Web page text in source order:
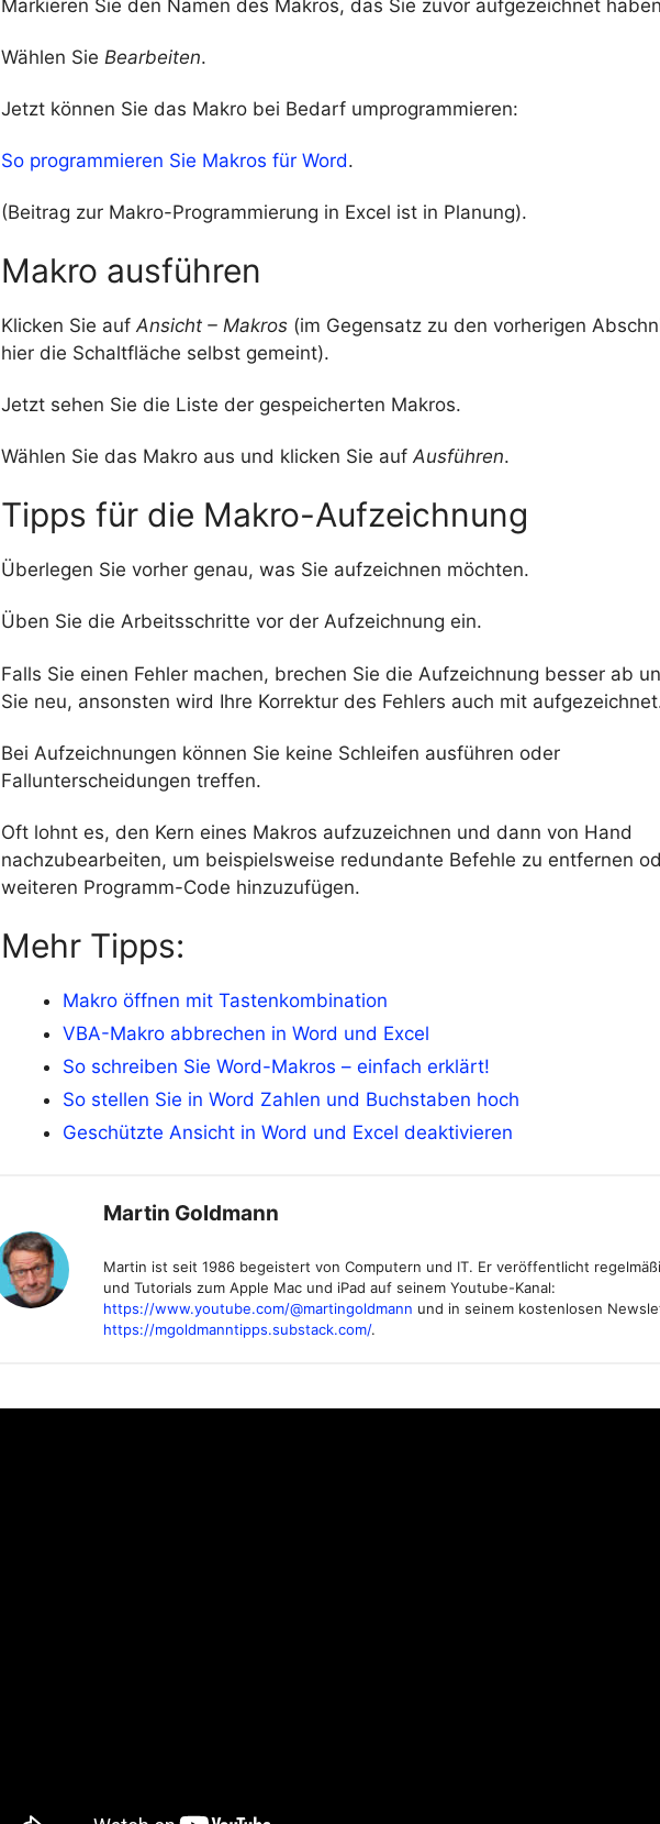
Markieren Sie den Namen des Makros, das Sie zuvor aufgezeichnet
Wählen Sie Bearbeiten.
Jetzt können Sie das Makro bei Bedarf umprogrammieren:
So programmieren Sie Makros für Word.
(Beitrag zur Makro-Programmierung in Excel ist in Planung).
Makro ausführen
Klicken Sie aufAnsicht – Makros (im Gegensatz zu den vorherigen
hier die Schaltfläche selbst gemeint).
Jetzt sehen Sie die Liste der gespeicherten Makros.
Wählen Sie das Makro aus und klicken Sie aufAusführen.
Tipps für die Makro-Aufzeichnung
Überlegen Sie vorher genau, was Sie aufzeichnen möchten.
Üben Sie die Arbeitsschritte vor der Aufzeichnung ein.
Falls Sie einen Fehler machen, brechen Sie die Aufzeichnung besser ab
Sie neu, ansonsten wird Ihre Korrektur des Fehlers auch mit
Bei Aufzeichnungen können Sie keine Schleifen ausführen oder
Fallunterscheidungen treffen.
Oft lohnt es, den Kern eines Makros aufzuzeichnen und dann von Hand
nachzubearbeiten, um beispielsweise redundante Befehle zu entfernen
weiteren Programm-Code hinzuzufügen.
Mehr Tipps:
Makro öffnen mit Tastenkombination
VBA-Makro abbrechen in Word und Excel
So schreiben Sie Word-Makros – einfach erklärt!
So stellen Sie in Word Zahlen und Buchstaben hoch
Geschützte Ansicht in Word und Excel deaktivieren
Martin Goldmann
Martin ist seit 1986 begeistert von Computern und IT. Er veröffentlicht
und Tutorials zum Apple Mac und iPad auf seinem Youtube-Kanal:
https://www.youtube.com/@martingoldmann und in seinem kostenlosen
https://mgoldmanntipps.substack.com/.